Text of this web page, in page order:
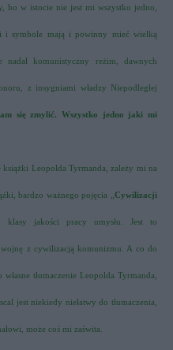
bo w istocie nie jest mi wszystko jedno,
i symbole mają i powinny mieć wielką
komunistyczny reżim, dawnych
z insygniami władzy Niepodległej
się zmylić. Wszystko jedno jaki mi
Leopolda Tyrmanda, zależy mi na
bardzo ważnego pojęcia „ Cywilizacji
klasy jakości pracy umysłu. Jest to
z cywilizacją komunizmu. A co do
tłumaczenie Leopolda Tyrmanda,
jest niekiedy niełatwy do tłumaczenia,
może coś mi zaświta.